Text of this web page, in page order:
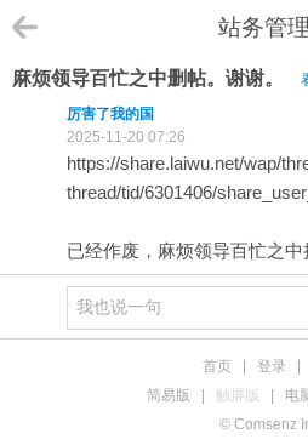
站务管理
麻烦领导百忙之中删帖。谢谢。
厉害了我的国
2025-11-20 07:26
https://share.laiwu.net/wap/
thread/tid/6301406/
已经作废，麻烦领导百忙之中
首页 登录
简易版
触屏版 电
© Comsenz